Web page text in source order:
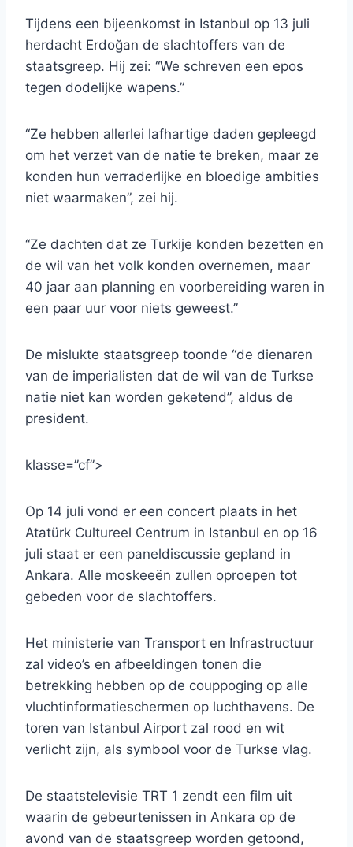
Tijdens een bijeenkomst in Istanbul op 13 juli
herdacht Erdoğan de slachtoffers van de
staatsgreep. Hij zei: “We schreven een epos
tegen dodelijke wapens.”
“Ze hebben allerlei lafhartige daden gepleegd
om het verzet van de natie te breken, maar ze
konden hun verraderlijke en bloedige ambities
niet waarmaken”, zei hij.
“Ze dachten dat ze Turkije konden bezetten en
de wil van het volk konden overnemen, maar
40 jaar aan planning en voorbereiding waren in
een paar uur voor niets geweest.”
De mislukte staatsgreep toonde “de dienaren
van de imperialisten dat de wil van de Turkse
natie niet kan worden geketend”, aldus de
president.
klasse=”cf”>
Op 14 juli vond er een concert plaats in het
Atatürk Cultureel Centrum in Istanbul en op 16
juli staat er een paneldiscussie gepland in
Ankara. Alle moskeeën zullen oproepen tot
gebeden voor de slachtoffers.
Het ministerie van Transport en Infrastructuur
zal video’s en afbeeldingen tonen die
betrekking hebben op de couppoging op alle
vluchtinformatieschermen op luchthavens. De
toren van Istanbul Airport zal rood en wit
verlicht zijn, als symbool voor de Turkse vlag.
De staatstelevisie TRT 1 zendt een film uit
waarin de gebeurtenissen in Ankara op de
avond van de staatsgreep worden getoond,